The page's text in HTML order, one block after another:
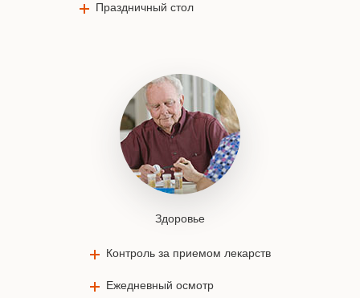
Праздничный стол
Здоровье
Контроль за приемом лекарств
Ежедневный осмотр